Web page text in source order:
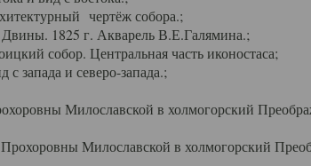
чертёж собора.;
1825 г. Акварель В.Е.Галямина.;
собор. Центральная часть иконостаса;
запада и северо-запада.;
Милославской в холмогорский
Милославской в холмогорский